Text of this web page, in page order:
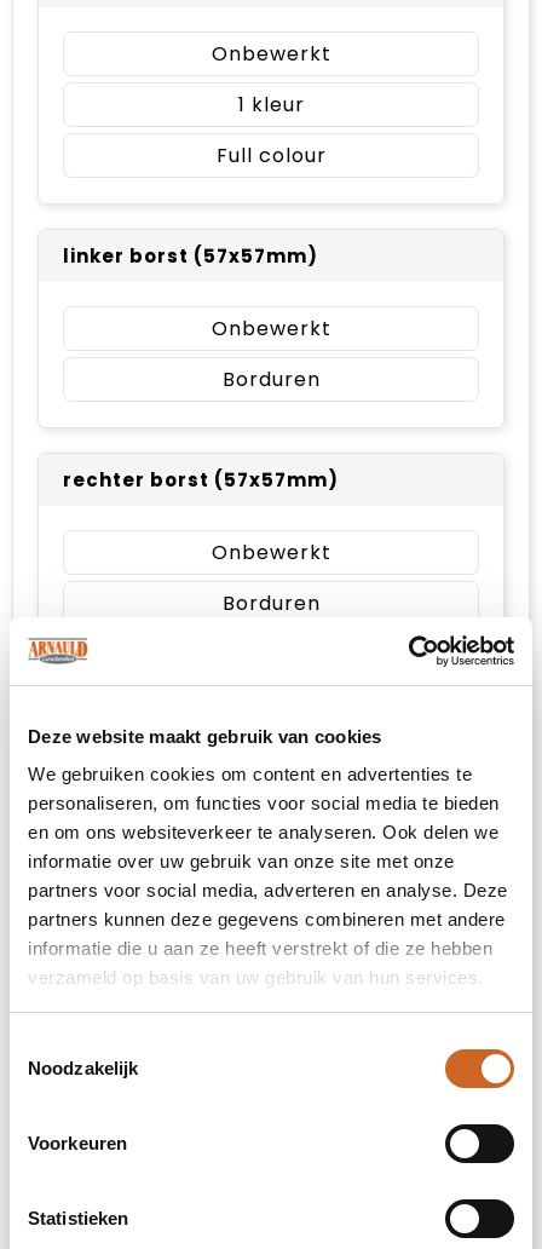
Deze website maakt gebruik van cookies
We gebruiken cookies om content en advertenties te
personaliseren, om functies voor social media te bieden
en om ons websiteverkeer te analyseren. Ook delen we
informatie over uw gebruik van onze site met onze
partners voor social media, adverteren en analyse. Deze
partners kunnen deze gegevens combineren met andere
informatie die u aan ze heeft verstrekt of die ze hebben
verzameld op basis van uw gebruik van hun services.
Noodzakelijk
Voorkeuren
Statistieken
Onbewerkt
1
Full colour
linker borst (57x57mm)
Onbewerkt
Borduren
rechter borst (57x57mm)
Onbewerkt
Borduren
Onbewerkt
Borduren
impact hoog op de achterzijde (99x99mm)
rechter bicep (diameter: 50mm)